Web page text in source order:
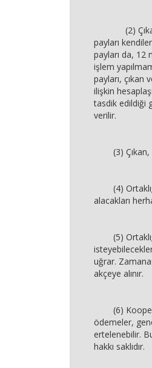
(2) Çıkan
payları
payları da, 12
işlem
payları, çıkan
ilişkin
tasdik edildiği
verilir.
(3) Çıkan,
(4)
alacakları
(5)
uğrar.
akçeye
(6)
ödemeler,
ertelenebilir.
hakkı saklıdır.